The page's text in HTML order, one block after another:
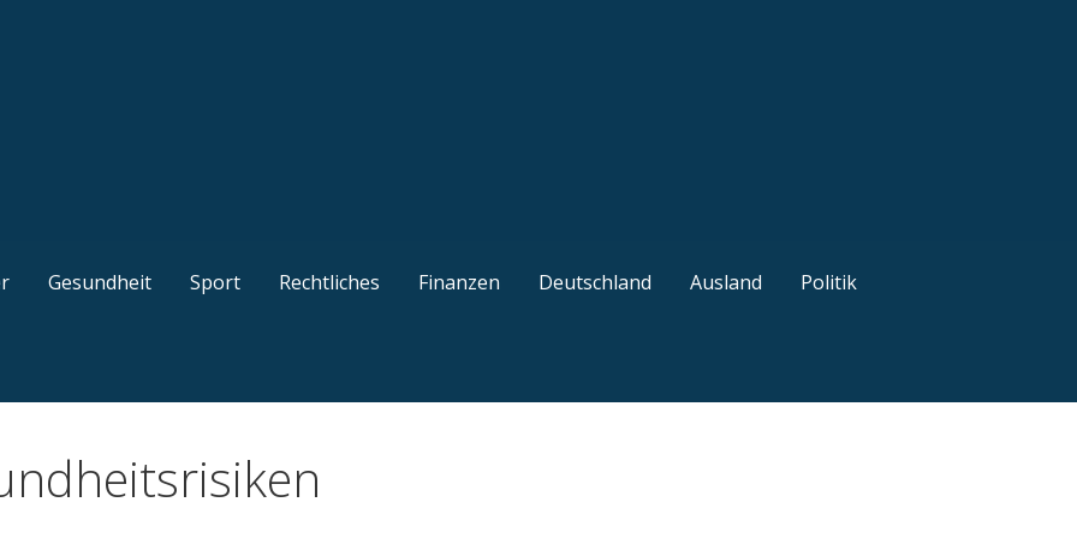
Gesundheit Sport Rechtliches Finanzen Deutschland Ausland Politik